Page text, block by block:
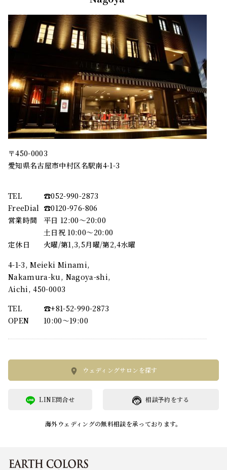
〒450-0003
愛知県名古屋市中村区名駅南4-1-3
TEL
☎︎052-990-2873
FreeDial ☎︎0120-976-806
営業時間
平日 12:00～20:00
土日祝 10:00～20:00
定休日
火曜/第1,3,5月曜/第2,4水曜
4-1-3, Meieki Minami,
Nakamura-ku, Nagoya-shi,
Aichi, 450-0003
TEL
☎︎+81-52-990-2873
OPEN
10:00〜19:00
ウェディングサロンを探す
相談予約をする
LINE問合せ
海外ウェディングの無料相談を承っております。